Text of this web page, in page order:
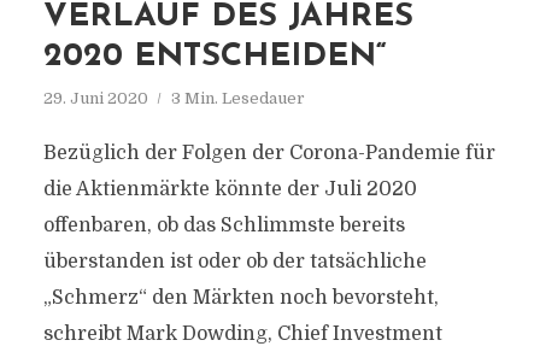
VERLAUF DES JAHRES
2020 ENTSCHEIDEN“
29. Juni 2020 3 Min. Lesedauer
Bezüglich der Folgen der Corona-Pandemie für
die Aktienmärkte könnte der Juli 2020
offenbaren, ob das Schlimmste bereits
überstanden ist oder ob der tatsächliche
„Schmerz“ den Märkten noch bevorsteht,
schreibt Mark Dowding, Chief Investment